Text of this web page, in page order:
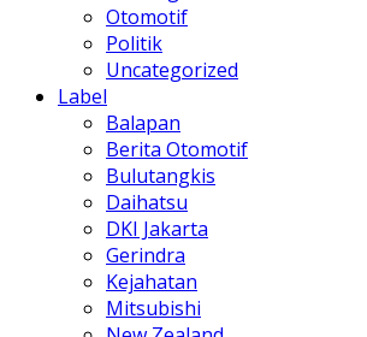
Otomotif
Politik
Uncategorized
Label
Balapan
Berita Otomotif
Bulutangkis
Daihatsu
DKI Jakarta
Gerindra
Kejahatan
Mitsubishi